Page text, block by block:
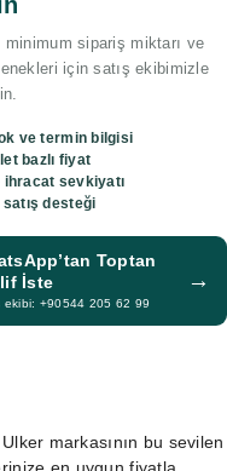
sipariş miktarı ve
için satış ekibimizle
ve termin bilgisi
bazlı fiyat
ihracat sevkiyatı
desteği
Toptan
İste
ekibi: +90544 205 62 99
→
Ulker markasının bu sevilen